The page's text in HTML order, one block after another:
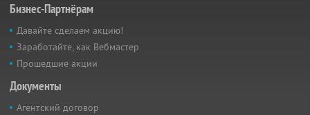
Бизнес-Партнёрам
Давайте сделаем акцию!
Заработайте, как Вебмастер
Прошедшие акции
Документы
Агентский договор